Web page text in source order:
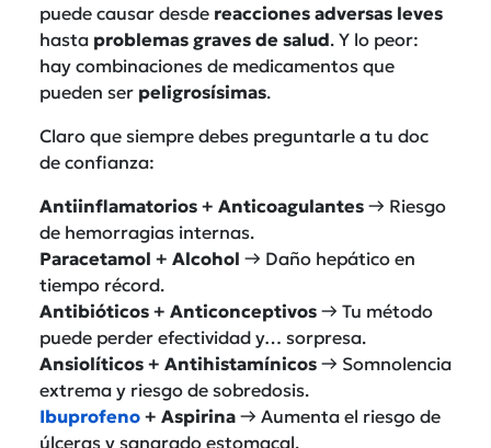
puede causar desde reacciones adversas leves
hasta problemas graves de salud. Y lo peor:
hay combinaciones de medicamentos que
pueden ser peligrosísimas.
Claro que siempre debes preguntarle a tu doc
de confianza:
Antiinflamatorios + Anticoagulantes → Riesgo
de hemorragias internas.
Paracetamol + Alcohol → Daño hepático en
tiempo récord.
Antibióticos + Anticonceptivos → Tu método
puede perder efectividad y… sorpresa.
Ansiolíticos + Antihistamínicos → Somnolencia
extrema y riesgo de sobredosis.
Ibuprofeno + Aspirina → Aumenta el riesgo de
úlceras y sangrado estomacal.